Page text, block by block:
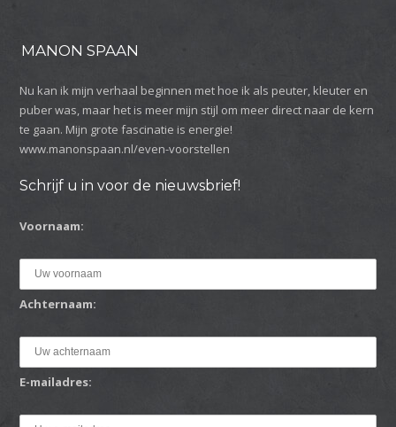
MANON SPAAN
Nu kan ik mijn verhaal beginnen met hoe ik als peuter, kleuter en
puber was, maar het is meer mijn stijl om meer direct naar de kern
te gaan. Mijn grote fascinatie is energie!
www.manonspaan.nl/even-voorstellen
Schrijf u in voor de nieuwsbrief!
Voornaam:
Achternaam:
E-mailadres: